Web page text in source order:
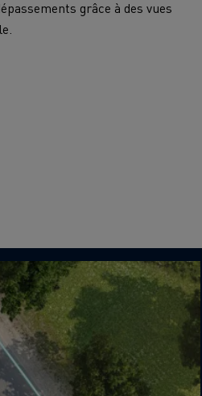
grâce à des vues